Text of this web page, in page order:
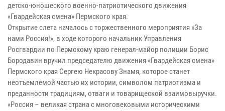
детско-юношеского военно-патриотического движения
«Гвардейская смена» Пермского края.
Открытие слета началось с торжественного мероприятия «За
нами Россия!», в ходе которого начальник Управления
Росгвардии по Пермскому краю генерал-майор полиции Борис
Бородавин вручил председателю движения «Гвардейская смена»
Пермского края Сергею Некрасову Знамя, которое станет
неотъемлемой частью их истории, символом патриотизма и
преданности традициям, отваги и товарищеской взаимовыручки.
«Россия – великая страна с многовековыми историческими